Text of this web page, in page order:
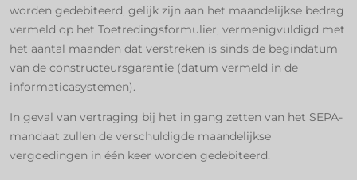
worden gedebiteerd, gelijk zijn aan het maandelijkse bedrag
vermeld op het Toetredingsformulier, vermenigvuldigd met
het aantal maanden dat verstreken is sinds de begindatum
van de constructeursgarantie (datum vermeld in de
informaticasystemen).
In geval van vertraging bij het in gang zetten van het SEPA-
mandaat zullen de verschuldigde maandelijkse
vergoedingen in één keer worden gedebiteerd.